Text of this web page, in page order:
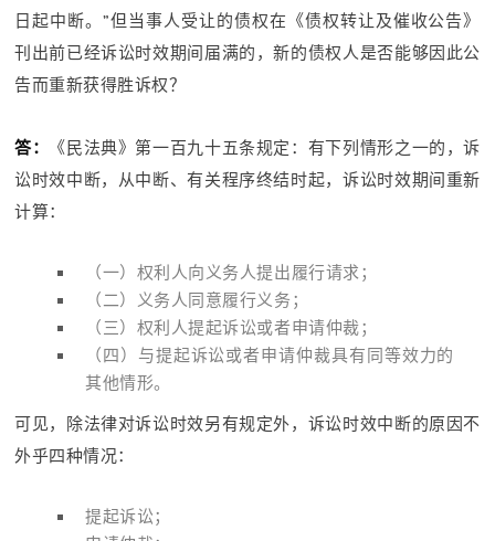
日起中断。”但当事人受让的债权在《债权转让及催收公告》
刊出前已经诉讼时效期间届满的，新的债权人是否能够因此公
告而重新获得胜诉权？
答：
《民法典》第一百九十五条规定：有下列情形之一的，诉
讼时效中断，从中断、有关程序终结时起，诉讼时效期间重新
计算：
（一）权利人向义务人提出履行请求；
（二）义务人同意履行义务；
（三）权利人提起诉讼或者申请仲裁；
（四）与提起诉讼或者申请仲裁具有同等效力的
其他情形。
可见，除法律对诉讼时效另有规定外，诉讼时效中断的原因不
外乎四种情况：
提起诉讼；